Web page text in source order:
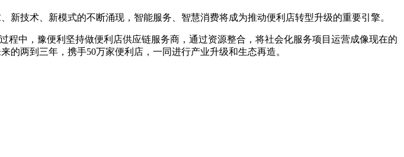
技术、新模式的不断涌现，智能服务、智慧消费将成为推动便利店转型升级的重要引擎。
程中，豫便利坚持做便利店供应链服务商，通过资源整合，将社会化服务项目运营成像现在的
两到三年，携手50万家便利店，一同进行产业升级和生态再造。